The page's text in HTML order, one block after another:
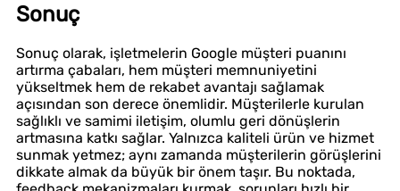
Sonuç
Sonuç olarak, işletmelerin Google müşteri puanını
artırma çabaları, hem müşteri memnuniyetini
yükseltmek hem de rekabet avantajı sağlamak
açısından son derece önemlidir. Müşterilerle kurulan
sağlıklı ve samimi iletişim, olumlu geri dönüşlerin
artmasına katkı sağlar. Yalnızca kaliteli ürün ve hizmet
sunmak yetmez; aynı zamanda müşterilerin görüşlerini
dikkate almak da büyük bir önem taşır. Bu noktada,